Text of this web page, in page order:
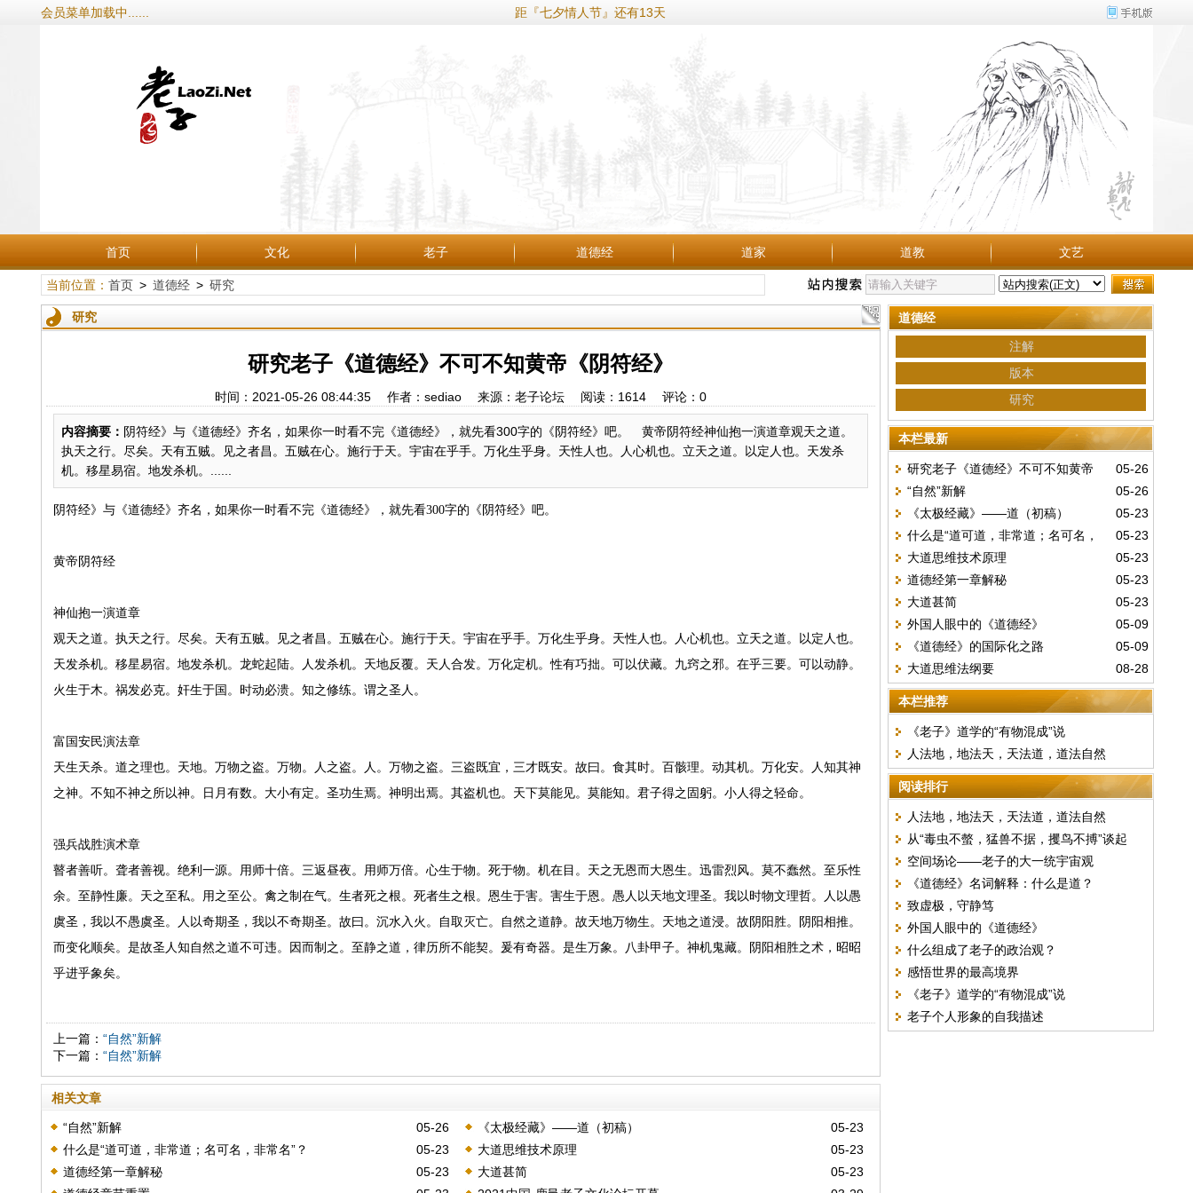
会员菜单加载中...... 距『七夕情人节』还有13天
首页 文化 老子 道德经 道家 道教 文艺
当前位置： 首页> 道德经> 研究
研究
研究老子《道德经》不可不知黄帝《阴符经》
时间：2021-05-26 08:44:35 作者：sediao 来源：老子论坛 阅读： 1614评论： 0
内容摘要： 阴符经》与《道德经》齐名，如果你一时看不完《道德经》，就先看300字的《阴符经》吧。 黄帝阴符经神仙抱一演道章观天之道。
执天之行。尽矣。天有五贼。见之者昌。五贼在心。施行于天。宇宙在乎手。万化生乎身。天性人也。人心机也。立天之道。以定人也。天发杀
机。移星易宿。地发杀机。......
阴符经》与《道德经》齐名，如果你一时看不完《道德经》，就先看300字的《阴符经》吧。
黄帝阴符经
神仙抱一演道章
观天之道。执天之行。尽矣。天有五贼。见之者昌。五贼在心。施行于天。宇宙在乎手。万化生乎身。天性人也。人心机也。立天之道。以定人也。
天发杀机。移星易宿。地发杀机。龙蛇起陆。人发杀机。天地反覆。天人合发。万化定机。性有巧拙。可以伏藏。九窍之邪。在乎三要。可以动静。
火生于木。祸发必克。奸生于国。时动必溃。知之修练。谓之圣 人。
富国安民演法章
天生天杀。道之理也。天地。万物之盗。万物。人之盗。人。万物之盗。三盗既宜，三才既安。故曰。食其时。百骸理。动其机。万化安。人知其神
之神。不知不神之所以神。日月有数。大小有定。圣功生焉。神明出焉。其盗机也。天下莫能见。莫能知。君子得之固躬。小人得之轻命。
强兵战胜演术章
瞽者善听。聋者善视。绝利一源。用师十倍。三返昼夜。用师万倍。心生于物。死于物。机在目。天之无恩而大恩生。迅雷烈风。莫不蠢然。至乐性
余。至静性廉。天之至私。用之至公。禽之制在气。生者死之根。死者生之根。恩生于害。害生于恩。愚人以天地文理圣。我以时物文理哲。人以愚
虞圣，我以不愚虞圣。人以奇期圣，我以不奇期圣。故曰。沉水入火。自取灭亡。自然之道静。故天地万物生。天地之道浸。故阴阳胜。阴阳相推。
而变化顺矣。是故圣人知自然之道不可违。因而制之。至静之道，律历所不能契。爰有奇器。是生万象。八卦甲子。神机鬼藏。阴阳相胜之术，昭昭
乎进乎象矣。
上一篇： “自然”新解
下一篇： “自然”新解
相关文章
05-26
“自然”新解 05-23
《太极经藏》——道（初稿）
05-23
什么是“道可道，非常道；名可名，非常名”？ 05-23
大道思维技术原理
05-23
道德经第一章解秘 05-23
大道甚简
道德经
注解
版本
研究
本栏最新
05-26
研究老子《道德经》不可不知黄帝
《阴符经》
05-26
“自然”新解
05-23
《太极经藏》——道（初稿）
05-23
什么是“道可道，非常道；名可名，
非常名”？
05-23
大道思维技术原理
05-23
道德经第一章解秘
05-23
大道甚简
05-09
外国人眼中的《道德经》
05-09
《道德经》的国际化之路
08-28
大道思维法纲要
本栏推荐
《老子》道学的“有物混成”说
人法地，地法天，天法道，道法自然
阅读排行
人法地，地法天，天法道，道法自然
从“毒虫不螫，猛兽不据，攫鸟不搏”谈起
空间场论——老子的大一统宇宙观
《道德经》名词解释：什么是道？
致虚极，守静笃
外国人眼中的《道德经》
什么组成了老子的政治观？
感悟世界的最高境界
《老子》道学的“有物混成”说
老子个人形象的自我描述